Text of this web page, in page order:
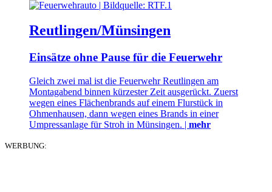
Reutlingen/Münsingen
Einsätze ohne Pause für die Feuerwehr
Gleich zwei mal ist die Feuerwehr Reutlingen am
Montagabend binnen kürzester Zeit ausgerückt. Zuerst
wegen eines Flächenbrands auf einem Flurstück in
Ohmenhausen, dann wegen eines Brands in einer
Umpressanlage für Stroh in Münsingen. | mehr
WERBUNG: